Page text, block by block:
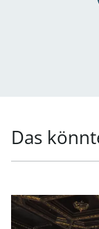
Das
Link zur Seite